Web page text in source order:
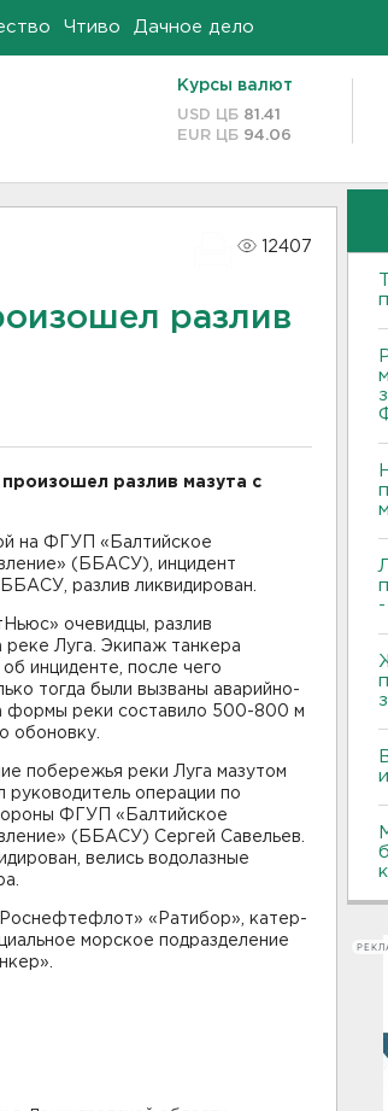
Чтиво Дачное дело
Курсы валют
USD ЦБ 81.41
EUR ЦБ 94.06
12407
разлив
разлив мазута с
на ФГУП «Балтийское
(ББАСУ), инцидент
разлив ликвидирован.
очевидцы, разлив
реке Луга. Экипаж танкера
инциденте, после чего
тогда были вызваны аварийно-
формы реки составило 500-800 м
обоновку.
побережья реки Луга мазутом
руководитель операции по
ФГУП «Балтийское
(ББАСУ) Сергей Савельев.
велись водолазные
«Ратибор», катер-
морское подразделение